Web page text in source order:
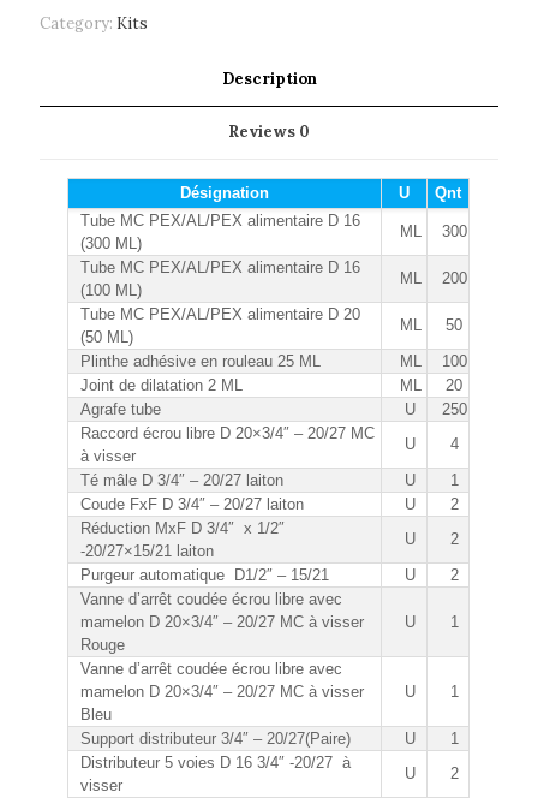
Category: Kits
Description
Reviews 0
Désignation U
Qnt
Tube MC PEX/AL/PEX alimentaire D 16
(300 ML)
ML
300
Tube MC PEX/AL/PEX alimentaire D 16
(100 ML)
ML
200
Tube MC PEX/AL/PEX alimentaire D 20
(50 ML)
ML
50
Plinthe adhésive en rouleau 25 ML
ML
100
Joint de dilatation 2 ML
ML
20
Agrafe tube
U
250
Raccord écrou libre D 20×3/4″ – 20/27 MC
à visser
U
4
Té mâle D 3/4″ – 20/27 laiton
U
1
Coude FxF D 3/4″ – 20/27 laiton
U
2
Réduction MxF D 3/4″ x 1/2″
-20/27×15/21 laiton
U
2
Purgeur automatique D1/2″ – 15/21
U
2
Vanne d’arrêt coudée écrou libre avec
mamelon D 20×3/4″ – 20/27 MC à visser
Rouge
U 1
Vanne d’arrêt coudée écrou libre avec
mamelon D 20×3/4″ – 20/27 MC à visser
Bleu
U 1
Support distributeur 3/4″ – 20/27(Paire) U
1
Distributeur 5 voies D 16 3/4″ -20/27 à
visser
U
2